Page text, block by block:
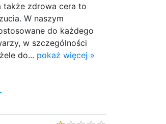
także zdrowa cera to
W naszym
do każdego
w szczególności
do... pokaż więcej »